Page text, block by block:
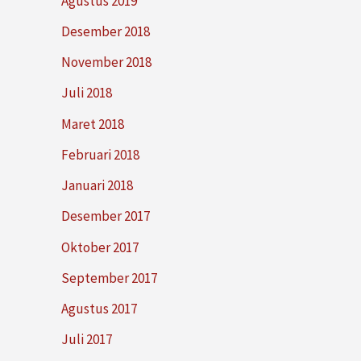
Desember 2018
November 2018
Juli 2018
Maret 2018
Februari 2018
Januari 2018
Desember 2017
Oktober 2017
September 2017
Agustus 2017
Juli 2017